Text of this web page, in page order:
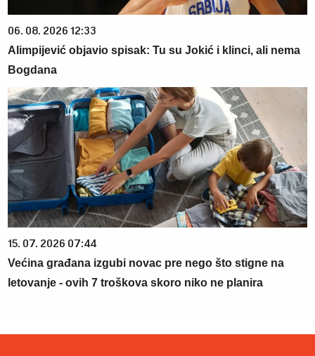
06. 08. 2026 12:33
Alimpijević objavio spisak: Tu su Jokić i klinci, ali nema
Bogdana
15. 07. 2026 07:44
Većina građana izgubi novac pre nego što stigne na
letovanje - ovih 7 troškova skoro niko ne planira